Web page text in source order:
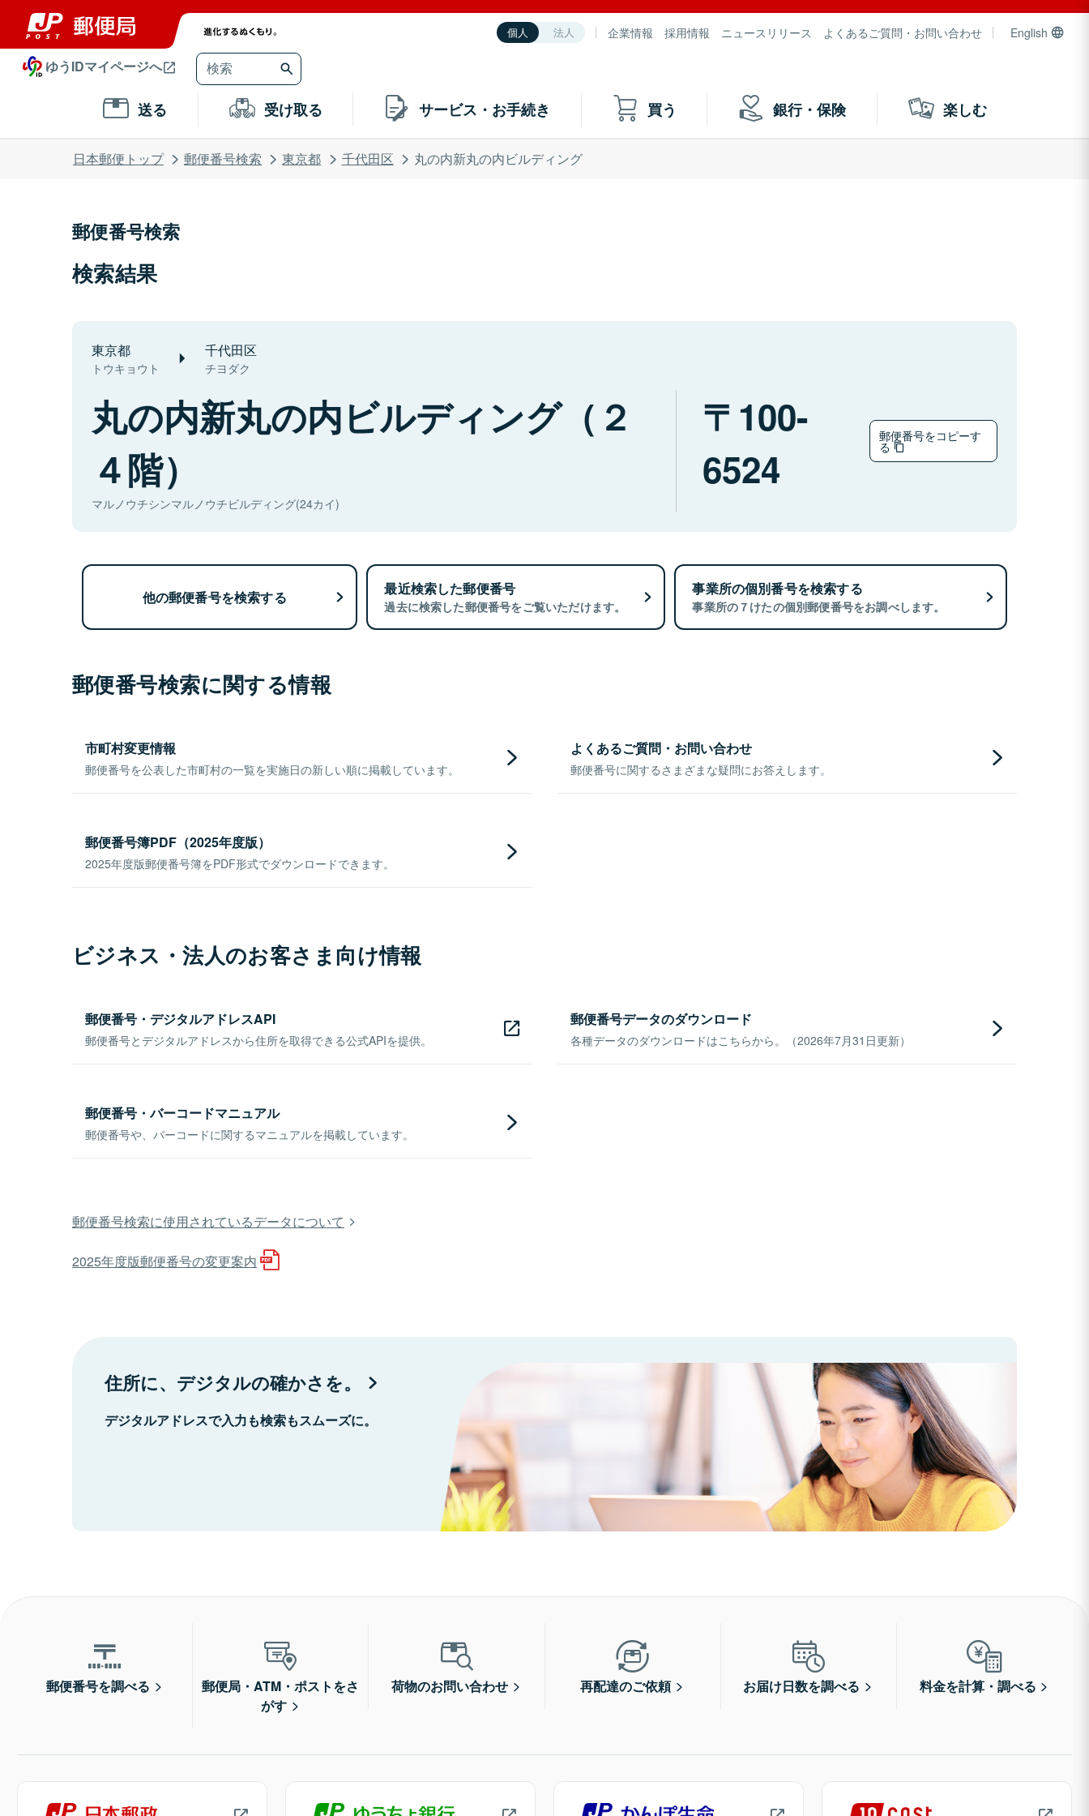
個人 法人 企業情報 採用情報 ニュースリリース よくあるご質問・お問い合わせ English
ゆうIDマイページへ
送る 受け取る サービス・お手続き 買う 銀行・保険 楽しむ
日本郵便トップ 郵便番号検索 東京都 千代田区 丸の内新丸の内ビルディング
郵便番号検索
検索結果
東京都
トウキョウト
千代田区
チヨダク
丸の内新丸の内ビルディング（２
４階）
マルノウチシンマルノウチビルディング(24カイ)
100-
6524
郵便番号をコピーす
る
他の郵便番号を検索する 最近検索した郵便番号
過去に検索した郵便番号をご覧いただけます。
事業所の個別番号を検索する
事業所の７けたの個別郵便番号をお調べします。
郵便番号検索に関する情報
市町村変更情報
郵便番号を公表した市町村の一覧を実施日の新しい順に掲載しています。
よくあるご質問・お問い合わせ
郵便番号に関するさまざまな疑問にお答えします。
郵便番号簿PDF（2025年度版）
2025年度版郵便番号簿をPDF形式でダウンロードできます。
ビジネス・法人のお客さま向け情報
郵便番号・デジタルアドレスAPI
郵便番号とデジタルアドレスから住所を取得できる公式APIを提供。
郵便番号データのダウンロード
各種データのダウンロードはこちらから。（2026年7月31日更新）
郵便番号・バーコードマニュアル
郵便番号や、バーコードに関するマニュアルを掲載しています。
郵便番号検索に使用されているデータについて
2025年度版郵便番号の変更案内
住所に、デジタルの確かさを。
デジタルアドレスで入力も検索もスムーズに。
郵便番号を調べる
郵便局・ATM・ポストをさ
がす
荷物のお問い合わせ 再配達のご依頼 お届け日数を調べる 料金を計算・調べる